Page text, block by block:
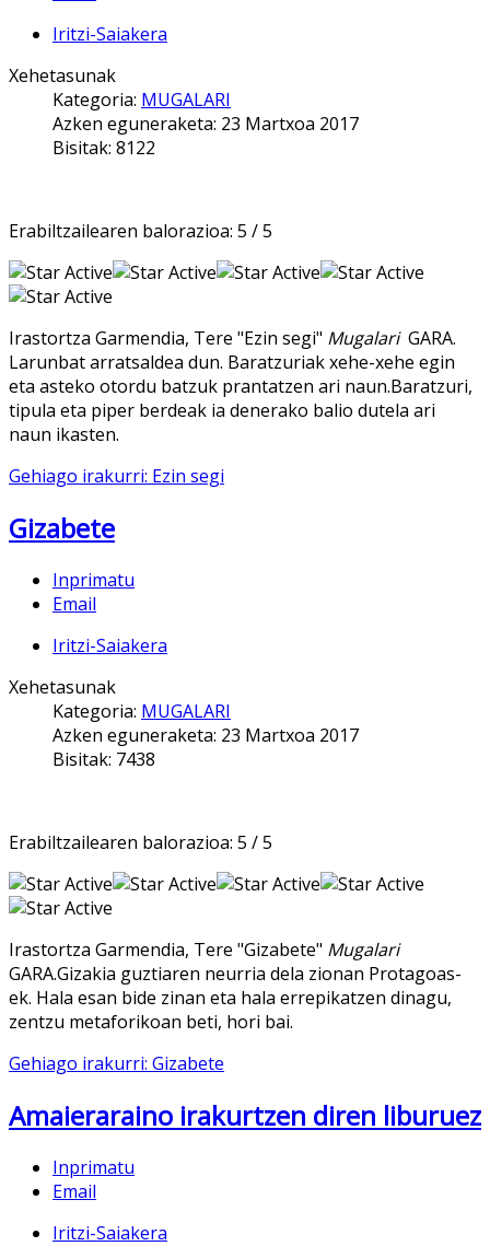
Iritzi-Saiakera
Xehetasunak
Kategoria: MUGALARI
Azken eguneraketa: 23 Martxoa 2017
Bisitak: 8122
Erabiltzailearen balorazioa: 5 /5
Irastortza Garmendia, Tere "Ezin segi" Mugalari GARA.
Larunbat arratsaldea dun. Baratzuriak xehe-xehe egin
eta asteko otordu batzuk prantatzen ari naun.Baratzuri,
tipula eta piper berdeak ia denerako balio dutela ari
naun ikasten.
Gehiago irakurri: Ezin segi
Gizabete
Inprimatu
Email
Iritzi-Saiakera
Xehetasunak
Kategoria: MUGALARI
Azken eguneraketa: 23 Martxoa 2017
Bisitak: 7438
Erabiltzailearen balorazioa: 5 /5
Irastortza Garmendia, Tere "Gizabete" Mugalari
GARA.Gizakia guztiaren neurria dela zionan Protagoas-
ek. Hala esan bide zinan eta hala errepikatzen dinagu,
zentzu metaforikoan beti, hori bai.
Gehiago irakurri: Gizabete
Amaieraraino irakurtzen diren liburuez
Inprimatu
Email
Iritzi-Saiakera